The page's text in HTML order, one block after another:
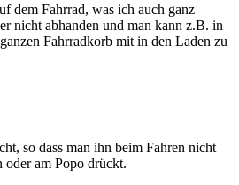
dem Fahrrad, was ich auch ganz
nicht abhanden und man kann z.B. in
Fahrradkorb mit in den Laden zu
so dass man ihn beim Fahren nicht
am Popo drückt.